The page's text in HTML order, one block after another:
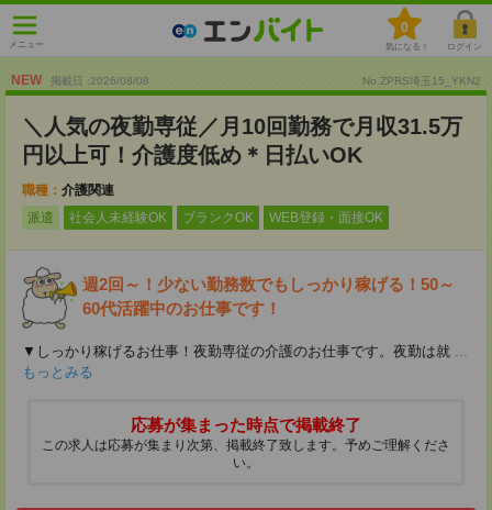
メニュー
0
気になる！ ログイン
NEW 掲載日 :2026/08/08 No.ZPRS埼玉15_YKN2
＼人気の夜勤専従／月10回勤務で月収31.5万
円以上可！介護度低め＊日払いOK
職種： 介護関連
派遣
社会人未経験OK ブランクOK WEB登録・面接OK
週2回～！少ない勤務数でもしっかり稼げる！50～
60代活躍中のお仕事です！
▼しっかり稼げるお仕事！夜勤専従の介護のお仕事です。夜勤は就 ...
もっとみる
応募が集まった時点で掲載終了
この求人は応募が集まり次第、掲載終了致します。予めご理解くださ
い。